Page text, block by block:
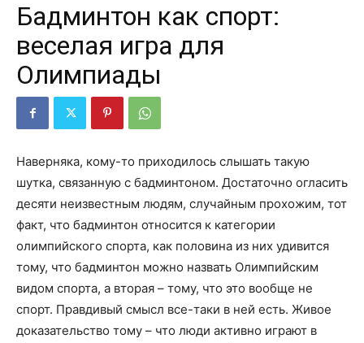
журнал
ISM
Бадминтон как спорт:
веселая игра для
Олимпиады
Наверняка, кому-то приходилось слышать такую
шутка, связанную с бадминтоном. Достаточно огласить
десяти неизвестным людям, случайным прохожим, тот
факт, что бадминтон относится к категории
олимпийского спорта, как половина из них удивится
тому, что бадминтон можно назвать Олимпийским
видом спорта, а вторая – тому, что это вообще не
спорт. Правдивый смысл все-таки в ней есть. Живое
доказательство тому – что люди активно играют в